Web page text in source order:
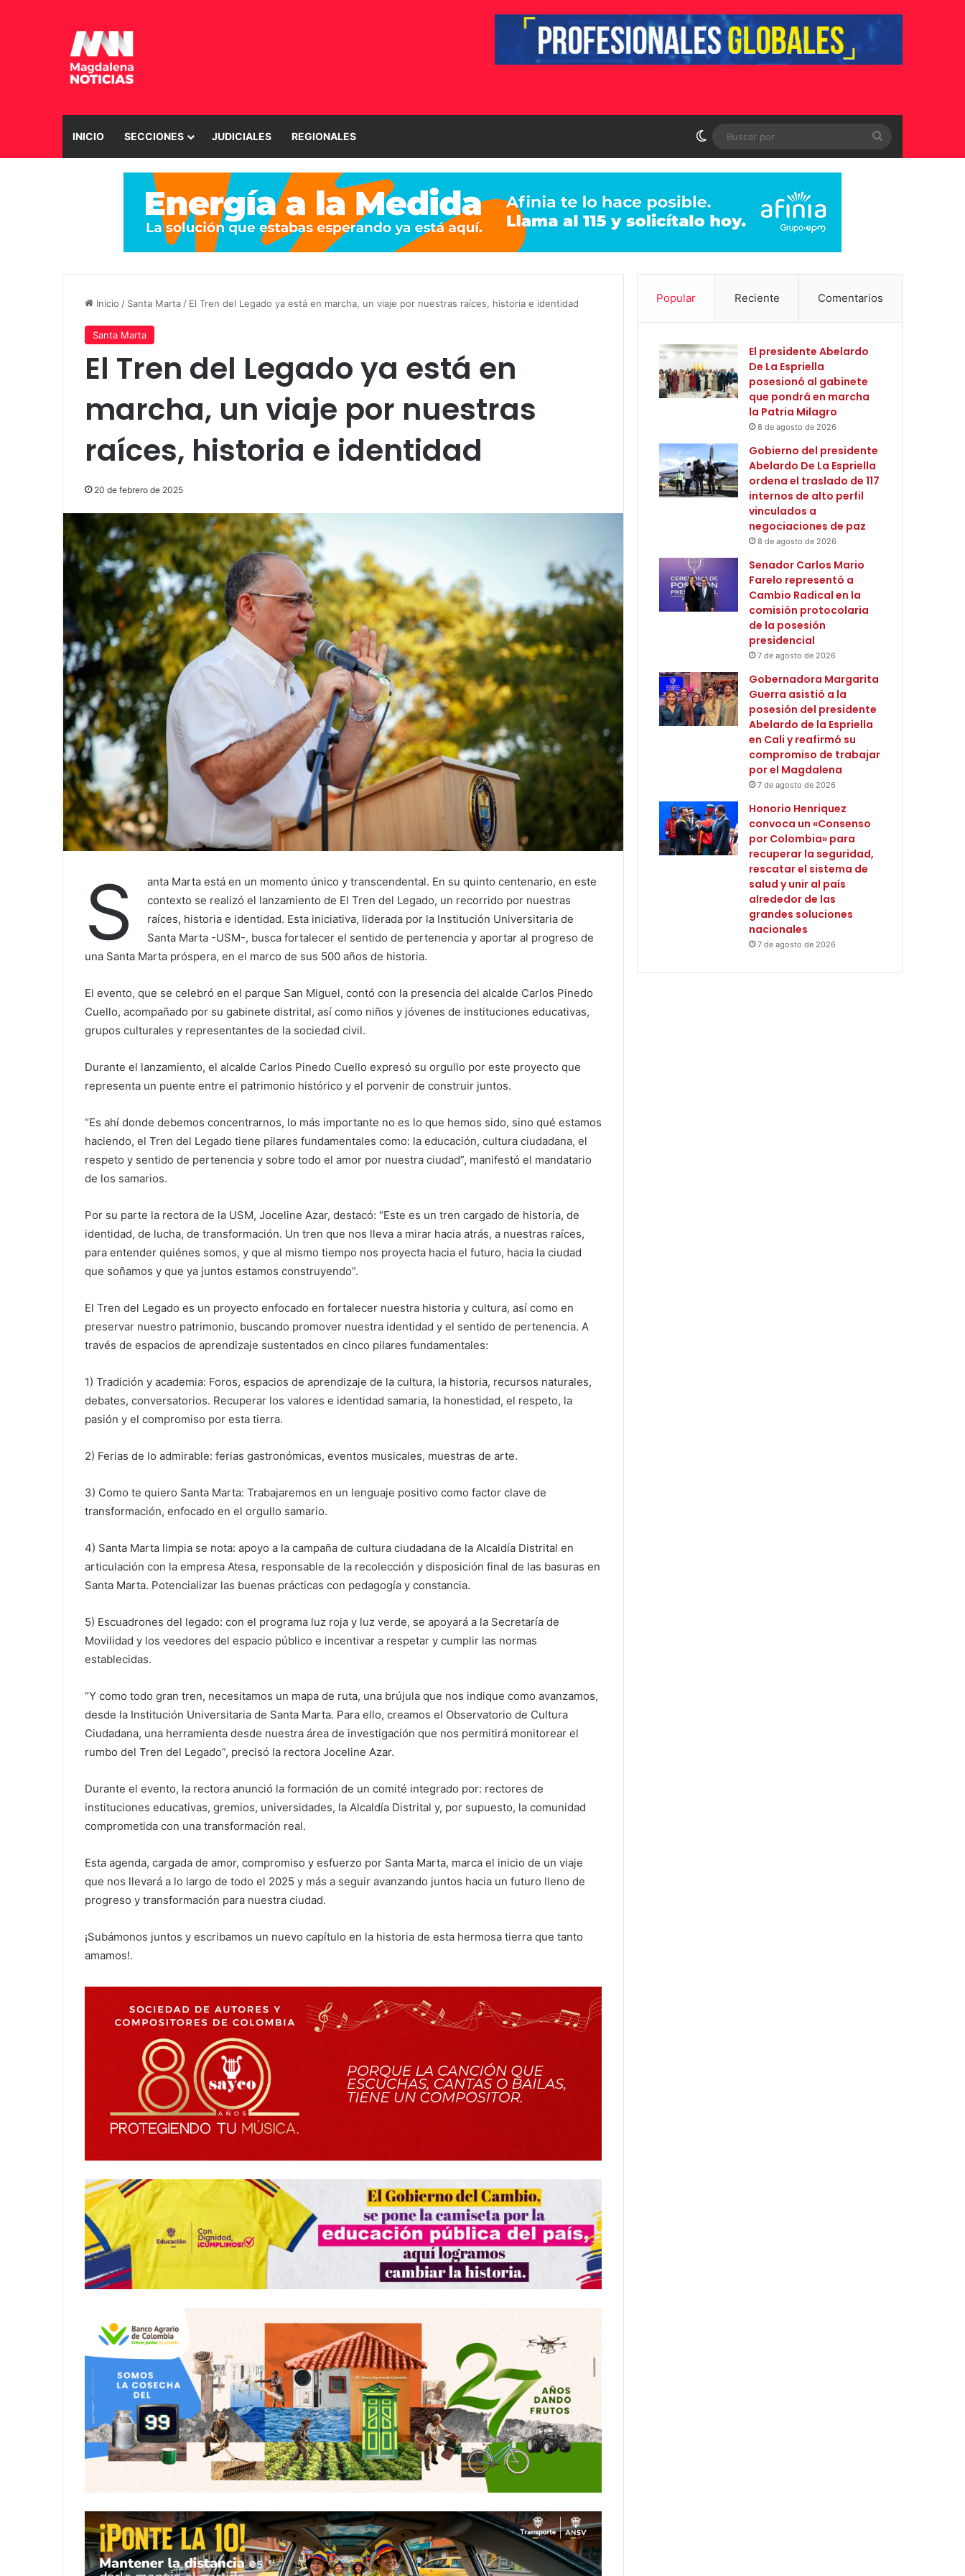
INICIO SECCIONES JUDICIALES REGIONALES Switch skin
por
Inicio / Santa Marta / El Tren del Legado ya está en marcha, un viaje por nuestras raíces, historia e identidad
Santa Marta
El Tren del Legado ya está en
marcha, un viaje por nuestras
raíces, historia e identidad
20 de febrero de 2025
S
anta Marta está en un momento único y transcendental. En su quinto centenario, en este
contexto se realizó el lanzamiento de El Tren del Legado, un recorrido por nuestras
raíces, historia e identidad. Esta iniciativa, liderada por la Institución Universitaria de
Santa Marta -USM-, busca fortalecer el sentido de pertenencia y aportar al progreso de
una Santa Marta próspera, en el marco de sus 500 años de historia.
El evento, que se celebró en el parque San Miguel, contó con la presencia del alcalde Carlos Pinedo
Cuello, acompañado por su gabinete distrital, así como niños y jóvenes de instituciones educativas,
grupos culturales y representantes de la sociedad civil.
Durante el lanzamiento, el alcalde Carlos Pinedo Cuello expresó su orgullo por este proyecto que
representa un puente entre el patrimonio histórico y el porvenir de construir juntos.
“Es ahí donde debemos concentrarnos, lo más importante no es lo que hemos sido, sino qué estamos
haciendo, el Tren del Legado tiene pilares fundamentales como: la educación, cultura ciudadana, el
respeto y sentido de pertenencia y sobre todo el amor por nuestra ciudad”, manifestó el mandatario
de los samarios.
Por su parte la rectora de la USM, Joceline Azar, destacó: “Este es un tren cargado de historia, de
identidad, de lucha, de transformación. Un tren que nos lleva a mirar hacia atrás, a nuestras raíces,
para entender quiénes somos, y que al mismo tiempo nos proyecta hacia el futuro, hacia la ciudad
que soñamos y que ya juntos estamos construyendo”.
El Tren del Legado es un proyecto enfocado en fortalecer nuestra historia y cultura, así como en
preservar nuestro patrimonio, buscando promover nuestra identidad y el sentido de pertenencia. A
través de espacios de aprendizaje sustentados en cinco pilares fundamentales:
1) Tradición y academia: Foros, espacios de aprendizaje de la cultura, la historia, recursos naturales,
debates, conversatorios. Recuperar los valores e identidad samaria, la honestidad, el respeto, la
pasión y el compromiso por esta tierra.
2) Ferias de lo admirable: ferias gastronómicas, eventos musicales, muestras de arte.
3) Como te quiero Santa Marta: Trabajaremos en un lenguaje positivo como factor clave de
transformación, enfocado en el orgullo samario.
4) Santa Marta limpia se nota: apoyo a la campaña de cultura ciudadana de la Alcaldía Distrital en
articulación con la empresa Atesa, responsable de la recolección y disposición final de las basuras en
Santa Marta. Potencializar las buenas prácticas con pedagogía y constancia.
5) Escuadrones del legado: con el programa luz roja y luz verde, se apoyará a la Secretaría de
Movilidad y los veedores del espacio público e incentivar a respetar y cumplir las normas
establecidas.
“Y como todo gran tren, necesitamos un mapa de ruta, una brújula que nos indique como avanzamos,
desde la Institución Universitaria de Santa Marta. Para ello, creamos el Observatorio de Cultura
Ciudadana, una herramienta desde nuestra área de investigación que nos permitirá monitorear el
rumbo del Tren del Legado”, precisó la rectora Joceline Azar.
Durante el evento, la rectora anunció la formación de un comité integrado por: rectores de
instituciones educativas, gremios, universidades, la Alcaldía Distrital y, por supuesto, la comunidad
comprometida con una transformación real.
Esta agenda, cargada de amor, compromiso y esfuerzo por Santa Marta, marca el inicio de un viaje
que nos llevará a lo largo de todo el 2025 y más a seguir avanzando juntos hacia un futuro lleno de
progreso y transformación para nuestra ciudad.
¡Subámonos juntos y escribamos un nuevo capítulo en la historia de esta hermosa tierra que tanto
amamos!.
Popular Reciente Comentarios
El presidente Abelardo
De La Espriella
posesionó al gabinete
que pondrá en marcha
la Patria Milagro
8 de agosto de 2026
Gobierno del presidente
Abelardo De La Espriella
ordena el traslado de 117
internos de alto perfil
vinculados a
negociaciones de paz
8 de agosto de 2026
Senador Carlos Mario
Farelo representó a
Cambio Radical en la
comisión protocolaria
de la posesión
presidencial
7 de agosto de 2026
Gobernadora Margarita
Guerra asistió a la
posesión del presidente
Abelardo de la Espriella
en Cali y reafirmó su
compromiso de trabajar
por el Magdalena
7 de agosto de 2026
Honorio Henriquez
convoca un «Consenso
por Colombia» para
recuperar la seguridad,
rescatar el sistema de
salud y unir al país
alrededor de las
grandes soluciones
nacionales
7 de agosto de 2026